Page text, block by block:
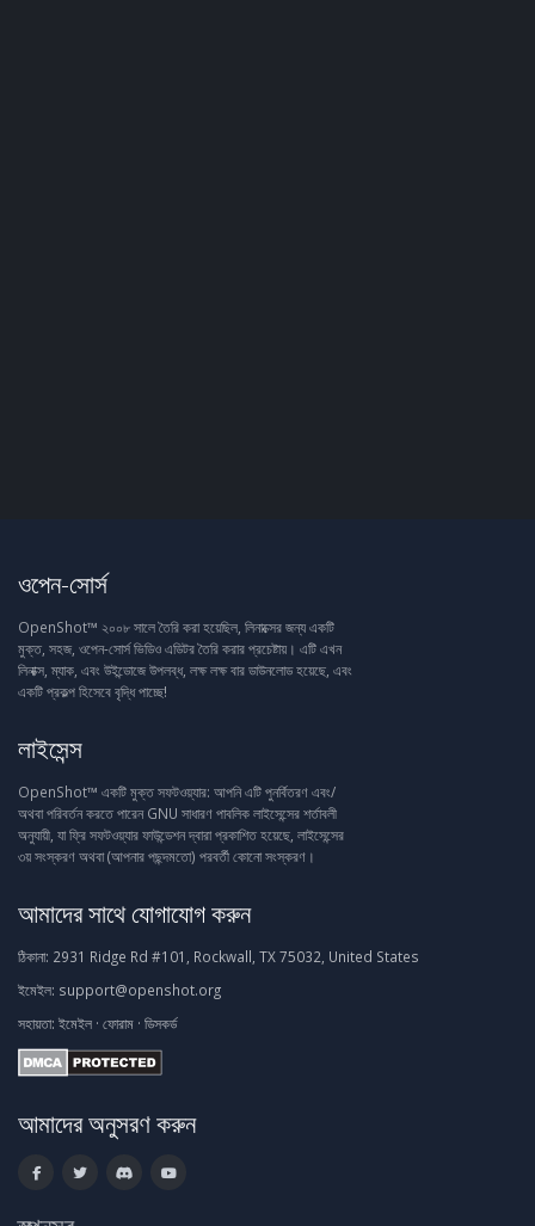
ওপেন-সোর্স
OpenShot™ ২০০৮ সালে তৈরি করা হয়েছিল, লিনাক্সের জন্য একটি
মুক্ত, সহজ, ওপেন-সোর্স ভিডিও এডিটর তৈরি করার প্রচেষ্টায়। এটি এখন
লিনাক্স, ম্যাক, এবং উইন্ডোজে উপলব্ধ, লক্ষ লক্ষ বার ডাউনলোড হয়েছে, এবং
একটি প্রকল্প হিসেবে বৃদ্ধি পাচ্ছে!
লাইসেন্স
OpenShot™ একটি মুক্ত সফটওয়্যার: আপনি এটি পুনর্বিতরণ এবং/
অথবা পরিবর্তন করতে পারেন GNU সাধারণ পাবলিক লাইসেন্সের শর্তাবলী
অনুযায়ী, যা ফ্রি সফটওয়্যার ফাউন্ডেশন দ্বারা প্রকাশিত হয়েছে, লাইসেন্সের
৩য় সংস্করণ অথবা (আপনার পছন্দমতো) পরবর্তী কোনো সংস্করণ।
আমাদের সাথে যোগাযোগ করুন
ঠিকানা: 2931 Ridge Rd #101, Rockwall, TX 75032, United States
ইমেইল: support@openshot.org
সহায়তা: ইমেইল · ফোরাম · ডিসকর্ড
আমাদের অনুসরণ করুন